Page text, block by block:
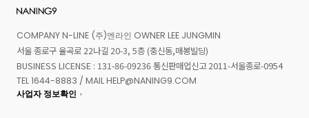
COMPANY N-LINE (주)엔라인 OWNER LEE JUNGMIN
서울 종로구 율곡로 22나길 20-3, 5층 (충신동,매봉빌딩)
BUSINESS LICENSE : 131-86-09236 통신판매업신고 2011-서울종로-0954
TEL 1644-8883 / MAIL HELP@NANING9.COM
사업자 정보확인